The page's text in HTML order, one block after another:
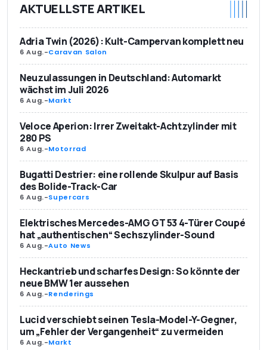
AKTUELLSTE ARTIKEL
Adria Twin (2026): Kult-Campervan komplett neu
6 Aug.-Caravan Salon
Neuzulassungen in Deutschland: Automarkt
wächst im Juli 2026
6 Aug.-Markt
Veloce Aperion: Irrer Zweitakt-Achtzylinder mit
280 PS
6 Aug.-Motorrad
Bugatti Destrier: eine rollende Skulpur auf Basis
des Bolide-Track-Car
6 Aug.-Supercars
Elektrisches Mercedes-AMG GT 53 4-Türer Coupé
hat „authentischen“ Sechszylinder-Sound
6 Aug.-Auto News
Heckantrieb und scharfes Design: So könnte der
neue BMW 1er aussehen
6 Aug.-Renderings
Lucid verschiebt seinen Tesla-Model-Y-Gegner,
um „Fehler der Vergangenheit“ zu vermeiden
6 Aug.-Markt